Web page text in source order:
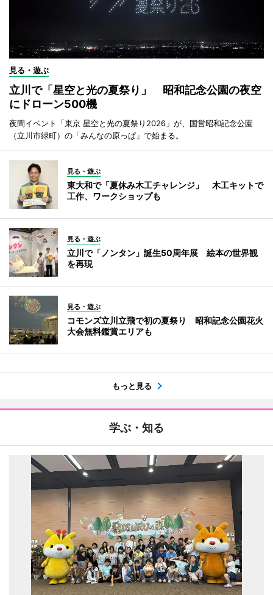
見る・遊ぶ
立川で「星空と光の夏祭り」 昭和記念公園の夜空
にドローン500機
夜間イベント「東京 星空と光の夏祭り2026」が、国営昭和記念公園
（立川市緑町）の「みんなの原っぱ」で始まる。
見る・遊ぶ
東大和で「夏休み木工チャレンジ」 木工キットで
工作、ワークショップも
見る・遊ぶ
立川で「ノンタン」誕生50周年展 絵本の世界観
を再現
見る・遊ぶ
コモンズ立川立飛で初の夏祭り 昭和記念公園花火
大会無料鑑賞エリアも
もっと見る
学ぶ・知る